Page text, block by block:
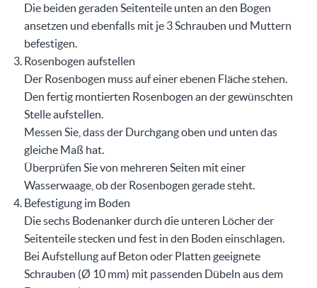
Die beiden geraden Seitenteile unten an den Bogen
ansetzen und ebenfalls mit je 3 Schrauben und Muttern
befestigen.
Rosenbogen aufstellen
Der Rosenbogen muss auf einer ebenen Fläche stehen.
Den fertig montierten Rosenbogen an der gewünschten
Stelle aufstellen.
Messen Sie, dass der Durchgang oben und unten das
gleiche Maß hat.
Überprüfen Sie von mehreren Seiten mit einer
Wasserwaage, ob der Rosenbogen gerade steht.
Befestigung im Boden
Die sechs Bodenanker durch die unteren Löcher der
Seitenteile stecken und fest in den Boden einschlagen.
Bei Aufstellung auf Beton oder Platten geeignete
Schrauben (Ø 10 mm) mit passenden Dübeln aus dem